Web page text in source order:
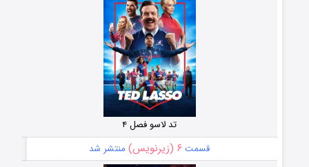
تد لاسو فصل ۴
قسمت ۶ (زیرنویس) منتشر شد